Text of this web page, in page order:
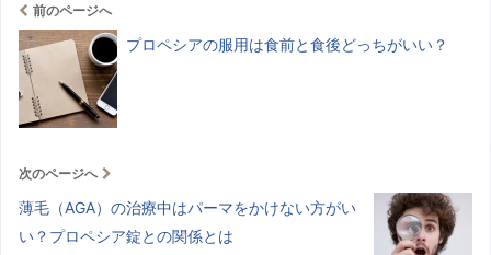
前のページへ
プロペシアの服用は食前と食後どっちがいい？
次のページへ
薄毛（AGA）の治療中はパーマをかけない方がい
い？プロペシア錠との関係とは